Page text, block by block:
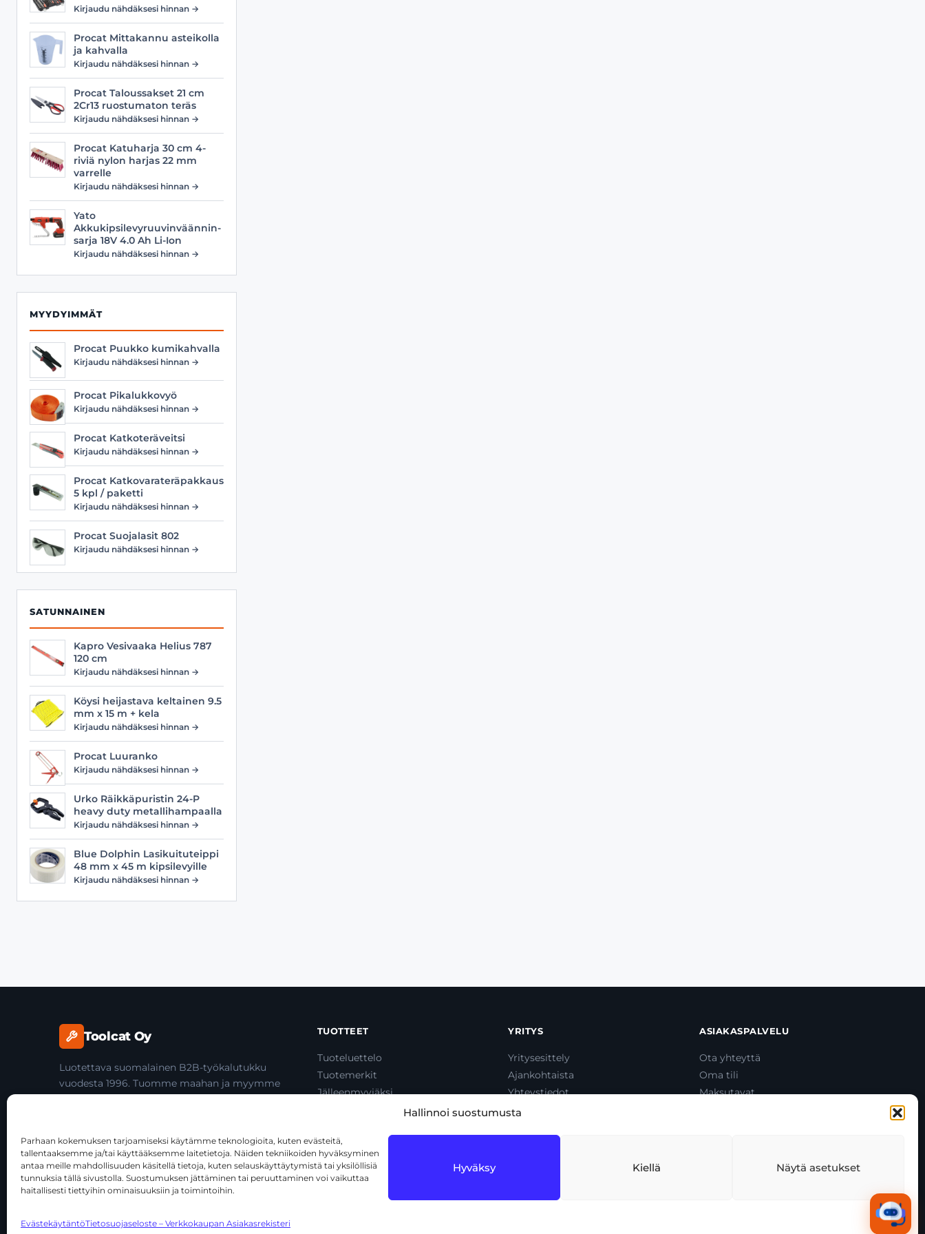
Hallinnoi suostumusta
Parhaan kokemuksen tarjoamiseksi käytämme teknologioita, kuten evästeitä,
tallentaaksemme ja/tai käyttääksemme laitetietoja. Näiden tekniikoiden hyväksyminen
antaa meille mahdollisuuden käsitellä tietoja, kuten selauskäyttäytymistä tai yksilöllisiä
tunnuksia tällä sivustolla. Suostumuksen jättäminen tai peruuttaminen voi vaikuttaa
haitallisesti tiettyihin ominaisuuksiin ja toimintoihin.
Hyväksy Kiellä Näytä asetukset
EvästekäytäntöTietosuojaseloste – Verkkokaupan Asiakasrekisteri
Vyöt
Kirjaudu nähdäksesi hinnan →
Procat Mittakannu asteikolla
ja kahvalla
Kirjaudu nähdäksesi hinnan →
Procat Taloussakset 21 cm
2Cr13 ruostumaton teräs
Kirjaudu nähdäksesi hinnan →
Procat Katuharja 30 cm 4-
riviä nylon harjas 22 mm
varrelle
Kirjaudu nähdäksesi hinnan →
Yato
Akkukipsilevyruuvinväännin-
sarja 18V 4.0 Ah Li-Ion
Kirjaudu nähdäksesi hinnan →
MYYDYIMMÄT
Procat Puukko kumikahvalla
Kirjaudu nähdäksesi hinnan →
Procat Pikalukkovyö
Kirjaudu nähdäksesi hinnan →
Procat Katkoteräveitsi
Kirjaudu nähdäksesi hinnan →
Procat Katkovarateräpakkaus
5 kpl / paketti
Kirjaudu nähdäksesi hinnan →
Procat Suojalasit 802
Kirjaudu nähdäksesi hinnan →
SATUNNAINEN
Kapro Vesivaaka Helius 787
120 cm
Kirjaudu nähdäksesi hinnan →
Köysi heijastava keltainen 9.5
mm x 15 m + kela
Kirjaudu nähdäksesi hinnan →
Procat Luuranko
Kirjaudu nähdäksesi hinnan →
Urko Räikkäpuristin 24-P
heavy duty metallihampaalla
Kirjaudu nähdäksesi hinnan →
Blue Dolphin Lasikuituteippi
48 mm x 45 m kipsilevyille
Kirjaudu nähdäksesi hinnan →
Toolcat Oy
Luotettava suomalainen B2B-työkalutukku
vuodesta 1996. Tuomme maahan ja myymme
TUOTTEET
Tuoteluettelo
Tuotemerkit
Jälleenmyyjäksi
YRITYS
Yritysesittely
Ajankohtaista
Yhteystiedot
ASIAKASPALVELU
Ota yhteyttä
Oma tili
Maksutavat
asiakaspalvelu@toolcat.fi
© 2026 Toolcat Oy · Y-tunnus 1059567-7 · Kalustetie 1, 01720 Vantaa